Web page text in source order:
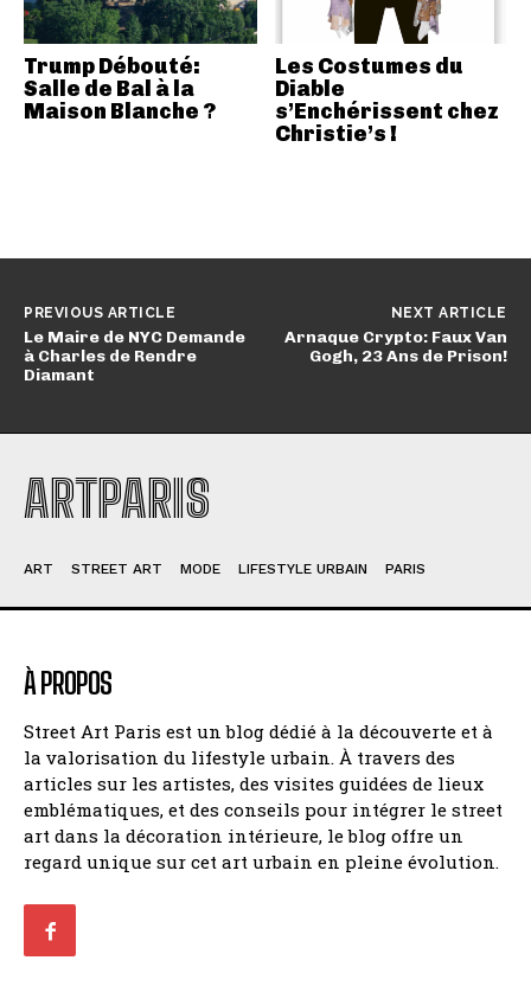
Trump Débouté:
Salle de Bal à la
Maison Blanche ?
Les Costumes du
Diable
s’Enchérissent chez
Christie’s !
PREVIOUS ARTICLE
Le Maire de NYC Demande
à Charles de Rendre
Diamant
NEXT ARTICLE
Arnaque Crypto: Faux Van
Gogh, 23 Ans de Prison!
ARTPARIS
ART STREET ART MODE LIFESTYLE URBAIN PARIS
À PROPOS
Street Art Paris est un blog dédié à la découverte et à
la valorisation du lifestyle urbain. À travers des
articles sur les artistes, des visites guidées de lieux
emblématiques, et des conseils pour intégrer le street
art dans la décoration intérieure, le blog offre un
regard unique sur cet art urbain en pleine évolution.